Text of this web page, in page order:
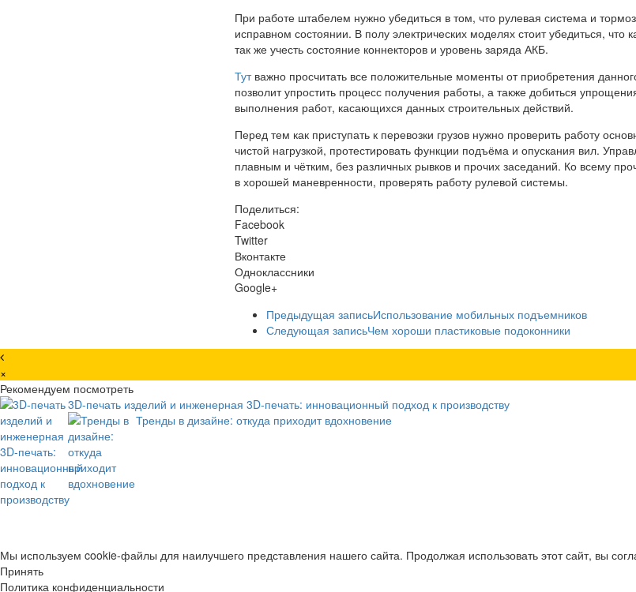
При работе штабелем нужно убедиться в том, что рулевая система и
исправном состоянии. В полу электрических моделях стоит убедиться, что
так же учесть состояние коннекторов и уровень заряда АКБ.
Тутважно просчитать все положительные моменты от приобретения
позволит упростить процесс получения работы, а также добиться
выполнения работ, касающихся данных строительных действий.
Перед тем как приступать к перевозки грузов нужно проверить работу
чистой нагрузкой, протестировать функции подъёма и опускания вил.
плавным и чётким, без различных рывков и прочих заседаний. Ко всему
в хорошей маневренности, проверять работу рулевой системы.
Поделиться:
Facebook
Twitter
Вконтакте
Одноклассники
Google+
Предыдущая записьИспользование мобильных подъемников
Следующая записьЧем хороши пластиковые подоконники
×
Рекомендуем посмотреть
3D-печать изделий и инженерная 3D-печать: инновационный подход к производству
Тренды в дизайне: откуда приходит вдохновение
Мы используем cookie-файлы для наилучшего представления нашего сайта. Продолжая использовать этот сайт, вы
Принять
Политика конфиденциальности